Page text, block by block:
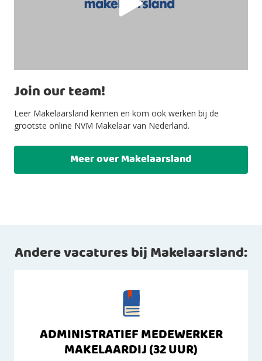
Join our team!
Leer Makelaarsland kennen en kom ook werken bij de
grootste online NVM Makelaar van Nederland.
Meer over Makelaarsland
Andere vacatures bij Makelaarsland:
ADMINISTRATIEF MEDEWERKER
MAKELAARDIJ (32 UUR)